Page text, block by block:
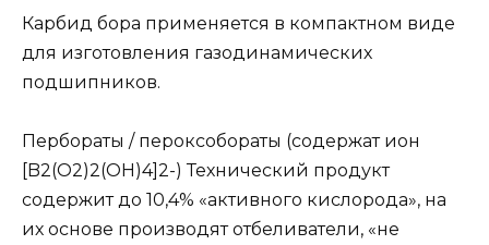
Карбид бора применяется в компактном виде
для изготовления газодинамических
подшипников.
Пербораты / пероксобораты (содержат ион
[B2(O2)2(OH)4]2-) Технический продукт
содержит до 10,4% «активного кислорода», на
их основе производят отбеливатели, «не